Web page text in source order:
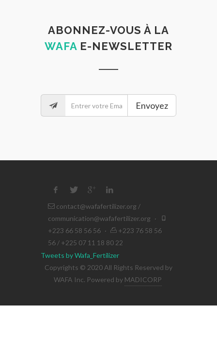
ABONNEZ-VOUS À LA
WAFA E-NEWSLETTER
Envoyez
contact@wafafertilizer.org /
communication@wafafertilizer.org ·
+223 66 58 56 56 ·
+223 76 58 56
56 / +225 07 11 18 80 22
Tweets by Wafa_Fertilizer
Copyrights © 2020 All Rights Reserved by
WAFA Inc. Powered by MADICORP